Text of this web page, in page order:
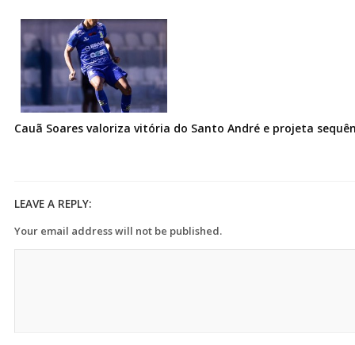
Cauã Soares valoriza vitória do Santo André e projeta
LEAVE A REPLY:
Your email address will not be published.